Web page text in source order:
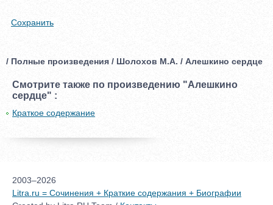
Сохранить
/ Полные произведения / Шолохов М.А. / Алешкино сердце
Смотрите также по произведению "Алешкино
сердце" :
Краткое содержание
2003–2026
Litra.ru = Сочинения + Краткие содержания + Биографии